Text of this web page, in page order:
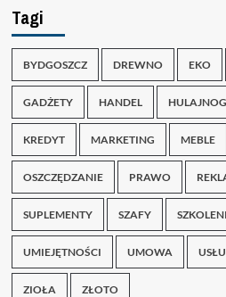
Tagi
BYDGOSZCZ DREWNO EKO
GADŻETY HANDEL
KREDYT MARKETING MEBLE
OSZCZĘDZANIE PRAWO
SUPLEMENTY SZAFY
UMIEJĘTNOŚCI UMOWA
ZIOŁA ZŁOTO